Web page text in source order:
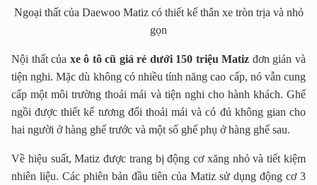
Ngoại thất của Daewoo Matiz có thiết kế thân xe tròn trịa và nhỏ
gọn
Nội thất của xe ô tô cũ giá rẻ dưới 150 triệu Matiz đơn giản và
tiện nghi. Mặc dù không có nhiều tính năng cao cấp, nó vẫn cung
cấp một môi trường thoải mái và tiện nghi cho hành khách. Ghế
ngồi được thiết kế tương đối thoải mái và có đủ không gian cho
hai người ở hàng ghế trước và một số ghế phụ ở hàng ghế sau.
Về hiệu suất, Matiz được trang bị động cơ xăng nhỏ và tiết kiệm
nhiên liệu. Các phiên bản đầu tiên của Matiz sử dụng động cơ 3